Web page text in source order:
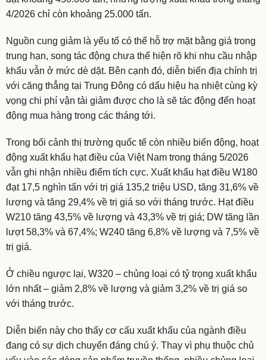
4/2026 chỉ còn khoảng 25.000 tấn.
Nguồn cung giảm là yếu tố có thể hỗ trợ mặt bằng giá trong
trung hạn, song tác động chưa thể hiện rõ khi nhu cầu nhập
khẩu vẫn ở mức dè dặt. Bên cạnh đó, diễn biến địa chính trị
với căng thẳng tại Trung Đông có dấu hiệu hạ nhiệt cùng kỳ
vọng chi phí vận tải giảm được cho là sẽ tác động đến hoạt
động mua hàng trong các tháng tới.
Trong bối cảnh thị trường quốc tế còn nhiều biến động, hoạt
động xuất khẩu hạt điều của Việt Nam trong tháng 5/2026
vẫn ghi nhận nhiều điểm tích cực. Xuất khẩu hạt điều W180
đạt 17,5 nghìn tấn với trị giá 135,2 triệu USD, tăng 31,6% về
lượng và tăng 29,4% về trị giá so với tháng trước. Hạt điều
W210 tăng 43,5% về lượng và 43,3% về trị giá; DW tăng lần
lượt 58,3% và 67,4%; W240 tăng 6,8% về lượng và 7,5% về
trị giá.
Ở chiều ngược lại, W320 – chủng loại có tỷ trọng xuất khẩu
lớn nhất – giảm 2,8% về lượng và giảm 3,2% về trị giá so
với tháng trước.
Diễn biến này cho thấy cơ cấu xuất khẩu của ngành điều
đang có sự dịch chuyển đáng chú ý. Thay vì phụ thuộc chủ